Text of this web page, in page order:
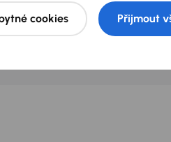
cookies Přijmout